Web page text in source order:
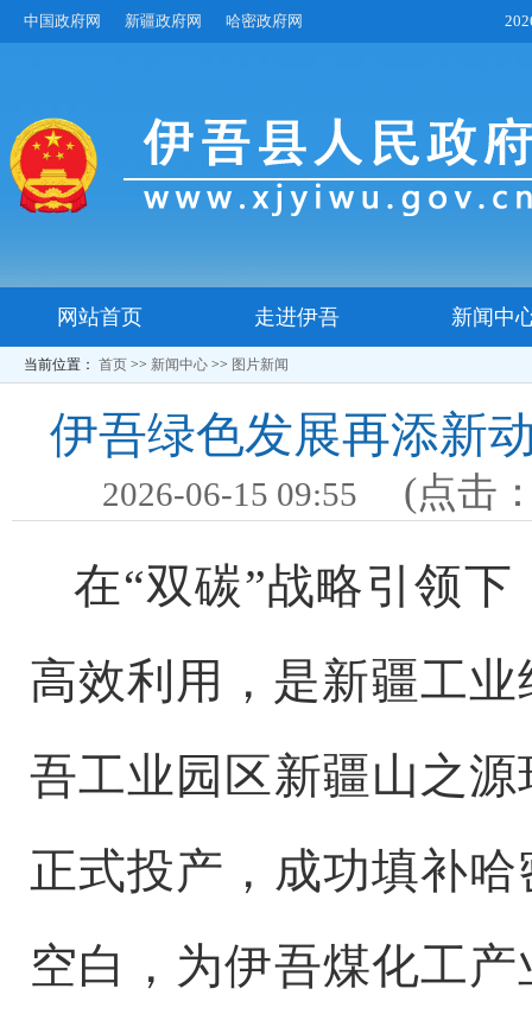
中国政府网 新疆政府网 哈密政府网
网站首页 走进伊吾 新闻中
当前位置： 首页 >> 新闻中心 >> 图片新闻
伊吾绿色发展再添新
2026-06-15 09:55 (点击
在“双碳”战略引领下
高效利用，是新疆工
吾工业园区新疆山之
正式投产，成功填补
空白，为伊吾煤化工